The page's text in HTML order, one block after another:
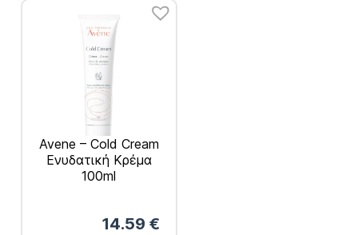
Avene – Cold Cream
Ενυδατική Κρέμα
100ml
14.59 €